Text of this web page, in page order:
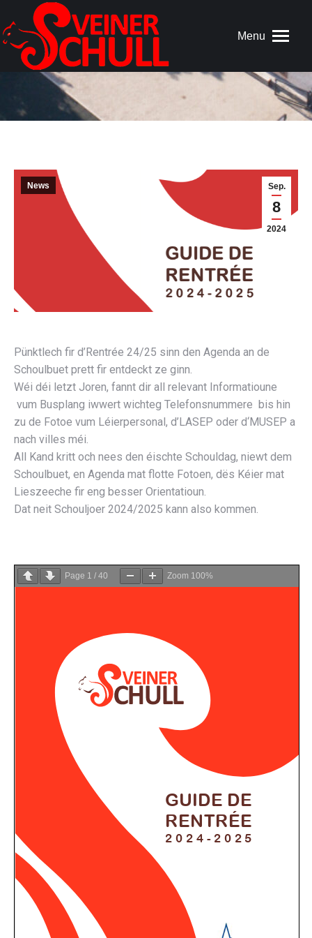
Menu
Sep.
8
2024
News
Pünktlech fir d’Rentrée 24/25 sinn den Agenda an de
Schoulbuet prett fir entdeckt ze ginn.
Wéi déi letzt Joren, fannt dir all relevant Informatioune
vum Busplang iwwert wichteg Telefonsnummere bis hin
zu de Fotoe vum Léierpersonal, d’LASEP oder d‘MUSEP a
nach villes méi.
All Kand kritt och nees den éischte Schouldag, niewt dem
Schoulbuet, en Agenda mat flotte Fotoen, dës Kéier mat
Lieszeeche fir eng besser Orientatioun.
Dat neit Schouljoer 2024/2025 kann also kommen.
Page 1 / 40 Zoom 100%